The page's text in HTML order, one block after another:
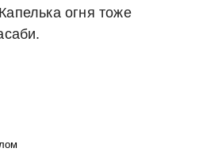
огня тоже